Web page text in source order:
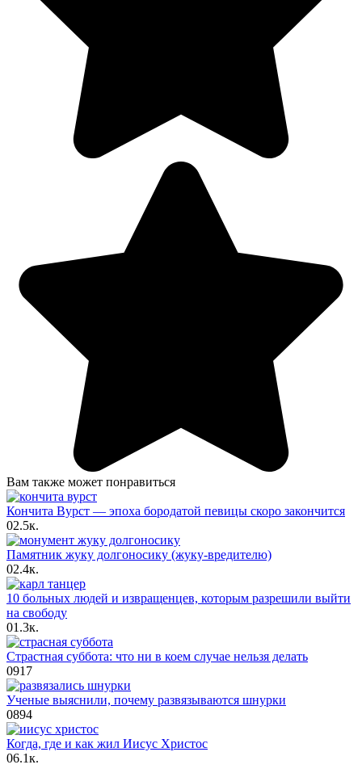
Вам также может понравиться
Кончита Вурст — эпоха бородатой певицы скоро закончится
02.5к.
Памятник жуку долгоносику (жуку-вредителю)
02.4к.
10 больных людей и извращенцев, которым разрешили выйти
на свободу
01.3к.
Страстная суббота: что ни в коем случае нельзя делать
0917
Ученые выяснили, почему развязываются шнурки
0894
Когда, где и как жил Иисус Христос
06.1к.